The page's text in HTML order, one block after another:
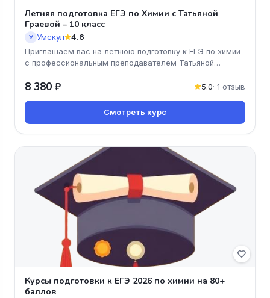
Летняя подготовка ЕГЭ по Химии с Татьяной
Граевой – 10 класс
У Умскул 4.6
Приглашаем вас на летнюю подготовку к ЕГЭ по химии
с профессиональным преподавателем Татьяной
8 380 ₽ 5.0· 1 отзыв
Смотреть курс
Курсы подготовки к ЕГЭ 2026 по химии на 80+
баллов